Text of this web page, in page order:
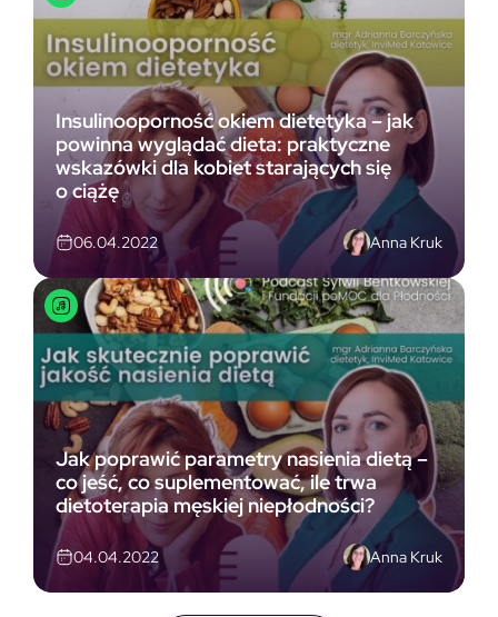
Insulinooporność okiem dietetyka – jak
powinna wyglądać dieta: praktyczne
wskazówki dla kobiet starających się
o ciążę
06.04.2022 Anna Kruk
Jak poprawić parametry nasienia dietą –
co jeść, co suplementować, ile trwa
dietoterapia męskiej niepłodności?
04.04.2022 Anna Kruk